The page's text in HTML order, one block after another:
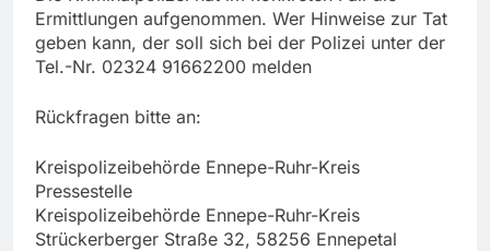
Ermittlungen aufgenommen. Wer Hinweise zur Tat
geben kann, der soll sich bei der Polizei unter der
Tel.-Nr. 02324 91662200 melden
Rückfragen bitte an:
Kreispolizeibehörde Ennepe-Ruhr-Kreis
Pressestelle
Kreispolizeibehörde Ennepe-Ruhr-Kreis
Strückerberger Straße 32, 58256 Ennepetal